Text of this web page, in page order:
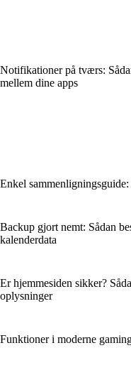
Notifikationer på tværs:
mellem dine apps
Enkel
Backup gjort nemt: Sådan
kalenderdata
Er hjemmesiden sikker?
oplysninger
Funktioner i moderne